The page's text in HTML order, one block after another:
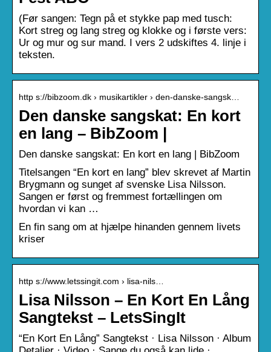
(Før sangen: Tegn på et stykke pap med tusch:
Kort streg og lang streg og klokke og i første vers:
Ur og mur og sur mand. I vers 2 udskiftes 4. linje i
teksten.
http s://bibzoom.dk › musikartikler › den-danske-sangsk…
Den danske sangskat: En kort
en lang – BibZoom |
Den danske sangskat: En kort en lang | BibZoom
Titelsangen “En kort en lang” blev skrevet af Martin
Brygmann og sunget af svenske Lisa Nilsson.
Sangen er først og fremmest fortællingen om
hvordan vi kan …
En fin sang om at hjælpe hinanden gennem livets
kriser
http s://www.letssingit.com › lisa-nils…
Lisa Nilsson – En Kort En Lång
Sangtekst – LetsSingIt
“En Kort En Lång” Sangtekst · Lisa Nilsson · Album